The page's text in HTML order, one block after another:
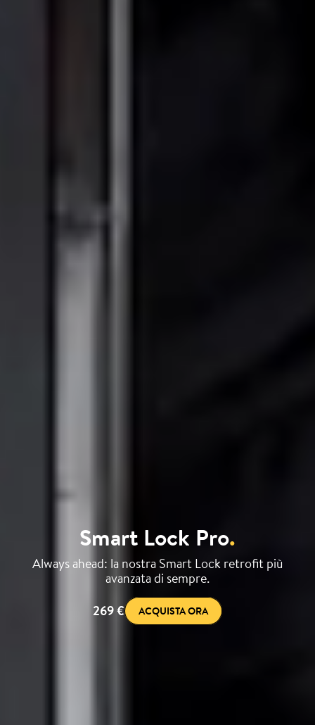
Smart Lock Pro.
Always ahead: la nostra Smart Lock retrofit più
avanzata di sempre.
269 €
ACQUISTA ORA